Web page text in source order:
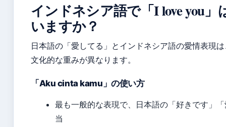
インドネシア語で「I love you」
いますか？
日本語の「愛してる」とインドネシア語の愛情表現
文化的な重みが異なります。
「Aku cinta kamu」の使い方
最も一般的な表現で、日本語の「好きです」
当